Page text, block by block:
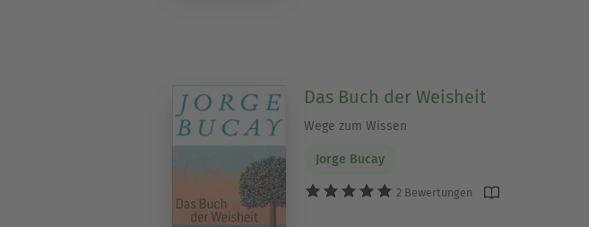
Das Buch der Weisheit
Wege zum Wissen
Jorge Bucay
2 Bewertungen